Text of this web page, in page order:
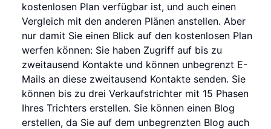
kostenlosen Plan verfügbar ist, und auch einen
Vergleich mit den anderen Plänen anstellen. Aber
nur damit Sie einen Blick auf den kostenlosen Plan
werfen können: Sie haben Zugriff auf bis zu
zweitausend Kontakte und können unbegrenzt E-
Mails an diese zweitausend Kontakte senden. Sie
können bis zu drei Verkaufstrichter mit 15 Phasen
Ihres Trichters erstellen. Sie können einen Blog
erstellen, da Sie auf dem unbegrenzten Blog auch